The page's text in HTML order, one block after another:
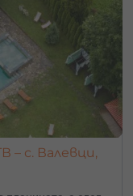
– с. Валевци,